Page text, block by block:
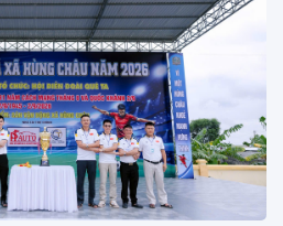
Tài Lộc trở lại, ĐT Việt Nam
"khổ luyện" dưới nắng gắt tại
Hà Nội
12:12 26/07/2026
HLV Kim Sang-sik: "Tuyển Việt
Nam sẽ mang sự tự tin này vào
trận gặp Singapore"